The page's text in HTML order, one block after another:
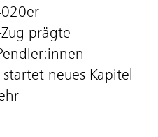
prägte
neues Kapitel